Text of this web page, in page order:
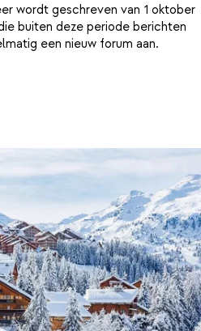
wordt geschreven van 1 oktober
buiten deze periode berichten
een nieuw forum aan.